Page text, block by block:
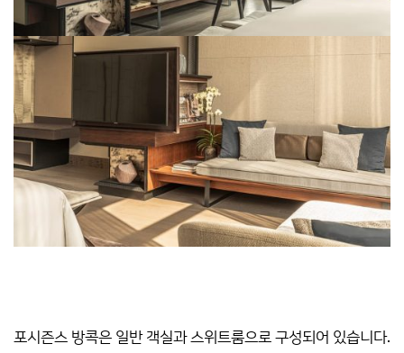
포시즌스 방콕은 일반 객실과 스위트룸으로 구성되어 있습니다.